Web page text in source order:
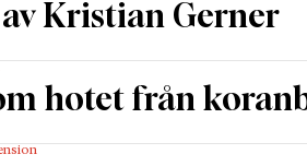
Kristian Gerner
hotet från